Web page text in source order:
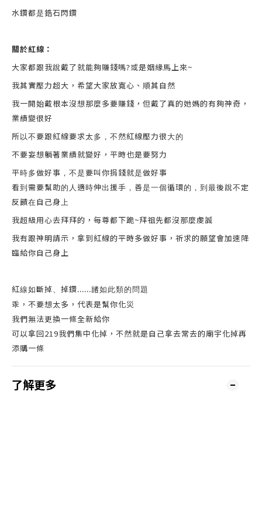
水鑽都是鋯石閃鑽
關於紅線 ：
大家都跟我說戴了就能夠賺錢嗎?或是姻緣馬上來~
我其實壓力超大，希望大家放寬心、順其自然
我一開始戴根本沒想那麼多要賺錢，但戴了真的她媽的有夠神奇，
業績變很好
所以不要跟紅線要求太多，不然紅線壓力很大的
不要妄想躺著業績就變好，平時也是要努力
平時多做好事，不是要叫你捐錢就是做好事
看到需要幫助的人適時伸出援手，善是一個循環的，到最後說不定
反饋在自己身上
我超級用心去拜拜的，每尊都下跪~拜祖先都沒那麼虔誠
我有跟神明請示，拿到紅線的平時多做好事，祈求的願望會加速降
臨給你自己身上
紅線如斷掉、掉鑽......諸如此類的問題
乖，不要想太多，代表是幫你化災
我們無法更換一條全新給你
可以拿回219我們集中化掉，不然就是自己拿去常去的廟宇化掉再
添購一條
了解更多